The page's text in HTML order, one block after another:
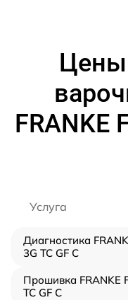
Цены
FRANKE
Услуга
Диагностика
3G TC GF C
Прошивка FRANKE
TC GF C